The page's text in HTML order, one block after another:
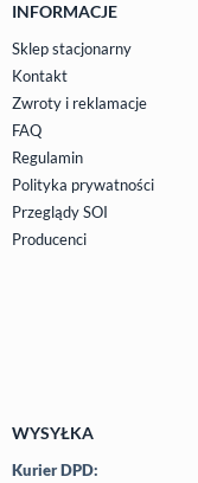
INFORMACJE
Sklep stacjonarny
Kontakt
Zwroty i reklamacje
FAQ
Regulamin
Polityka prywatności
Przeglądy SOI
Producenci
WYSYŁKA
Kurier DPD: